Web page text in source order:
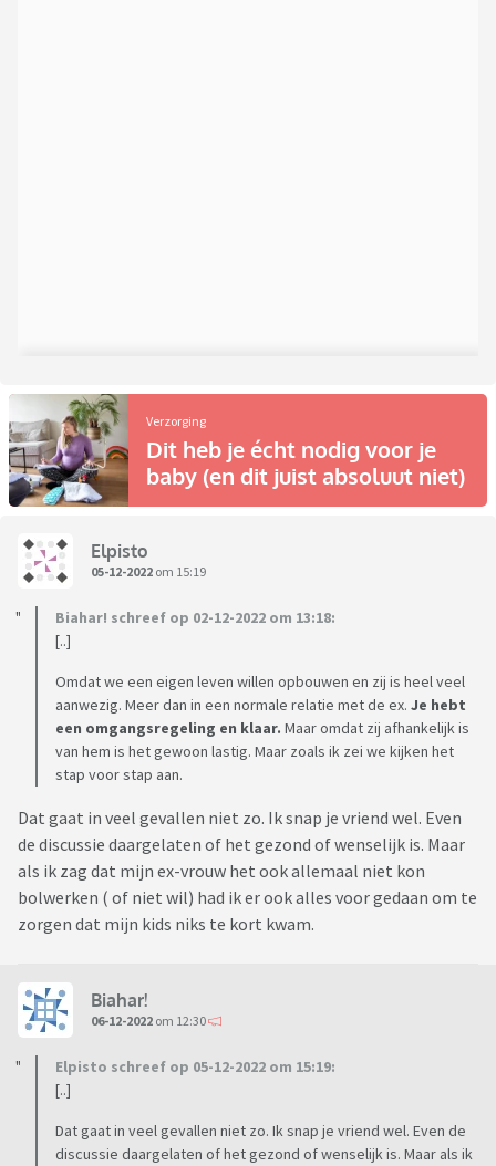
Verzorging
Dit heb je écht nodig voor je
baby (en dit juist absoluut niet)
Elpisto
05-12-2022 om 15:19
Biahar! schreef op 02-12-2022 om 13:18:
[..]
Omdat we een eigen leven willen opbouwen en zij is heel veel
aanwezig. Meer dan in een normale relatie met de ex. Je hebt
een omgangsregeling en klaar. Maar omdat zij afhankelijk is
van hem is het gewoon lastig. Maar zoals ik zei we kijken het
stap voor stap aan.
Dat gaat in veel gevallen niet zo. Ik snap je vriend wel. Even
de discussie daargelaten of het gezond of wenselijk is. Maar
als ik zag dat mijn ex-vrouw het ook allemaal niet kon
bolwerken ( of niet wil) had ik er ook alles voor gedaan om te
zorgen dat mijn kids niks te kort kwam.
Biahar!
06-12-2022 om 12:30
Elpisto schreef op 05-12-2022 om 15:19:
[..]
Dat gaat in veel gevallen niet zo. Ik snap je vriend wel. Even de
discussie daargelaten of het gezond of wenselijk is. Maar als ik